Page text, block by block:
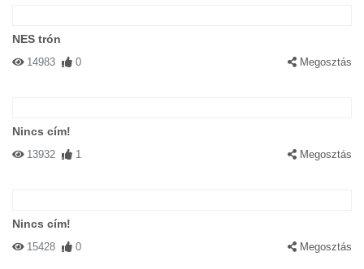
NES trón
14983 0 Megosztás
Nincs cím!
13932 1 Megosztás
Nincs cím!
15428 0 Megosztás